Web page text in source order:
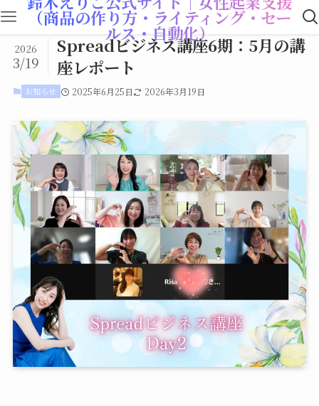
（商品の作り方・ライティング・セー
ルス・自動化）
Spreadビジネス講座6期：5月の講
座レポート
2026
3/19
お知らせ 2025年6月25日 2026年3月19日